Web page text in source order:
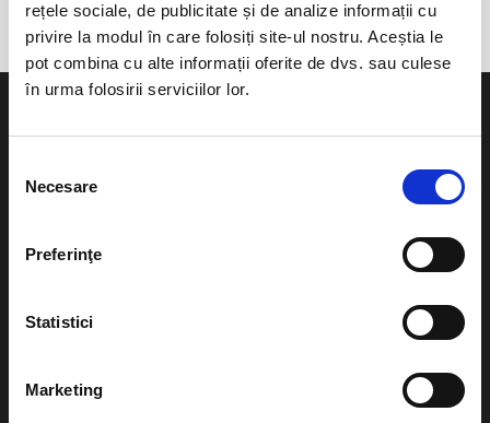
rețele sociale, de publicitate și de analize informații cu
privire la modul în care folosiți site-ul nostru. Aceștia le
pot combina cu alte informații oferite de dvs. sau culese
în urma folosirii serviciilor lor.
consimțământului
Necesare
Preferinţe
Statistici
Marketing
Evenimente
Teatru
festivaluri